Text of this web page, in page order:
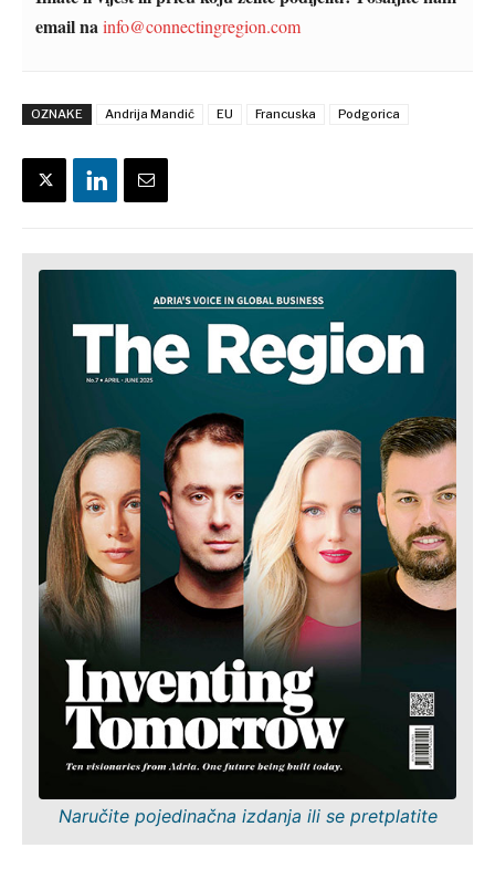
email nainfo@connectingregion.com
OZNAKE Andrija Mandić EU Francuska Podgorica
Naručite pojedinačna izdanja ili se pretplatite